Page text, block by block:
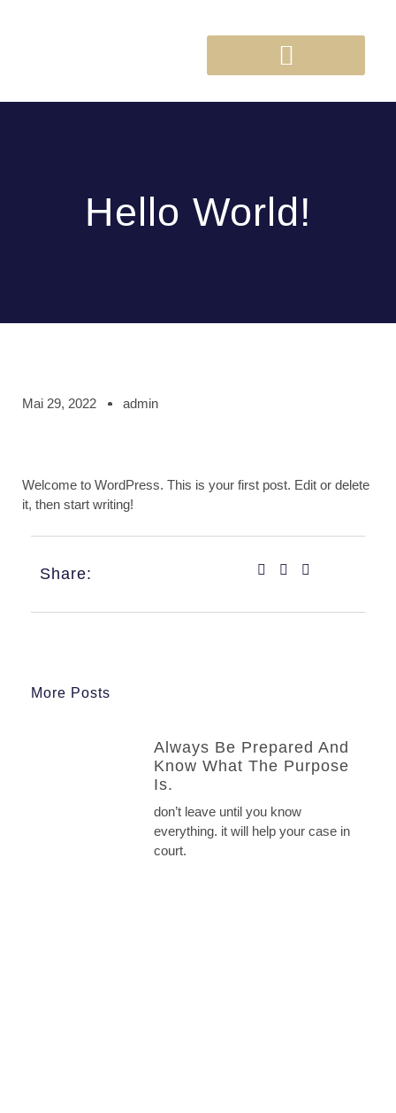
Hello World!
Mai 29, 2022 admin
Welcome to WordPress. This is your first post. Edit or delete
it, then start writing!
Share:
More Posts
Always Be Prepared And
Know What The Purpose
Is.
don’t leave until you know
everything. it will help your case in
court.